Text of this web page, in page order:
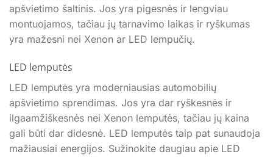
apšvietimo šaltinis. Jos yra pigesnės ir lengviau
montuojamos, tačiau jų tarnavimo laikas ir ryškumas
yra mažesni nei Xenon ar LED lempučių.
LED lemputės
LED lemputės yra moderniausias automobilių
apšvietimo sprendimas. Jos yra dar ryškesnės ir
ilgaamžiškesnės nei Xenon lemputės, tačiau jų kaina
gali būti dar didesnė. LED lemputės taip pat sunaudoja
mažiausiai energijos. Sužinokite daugiau apie LED